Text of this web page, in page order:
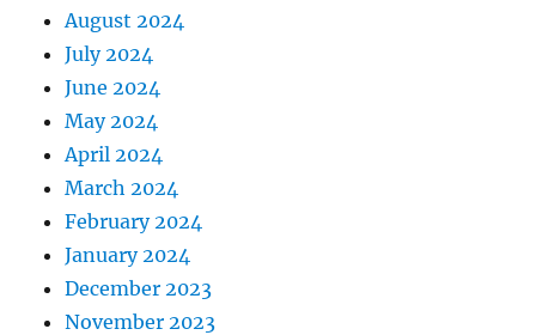
August 2024
July 2024
June 2024
May 2024
April 2024
March 2024
February 2024
January 2024
December 2023
November 2023